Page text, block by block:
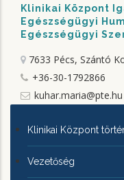
Klinikai Központ
Egészségügyi
Egészségügyi
7633 Pécs, Szántó
+36-30-1792866
kuhar.maria@pte.hu
KLINIKAI
KÖZPONTRÓL
Klinikai Központ
Vezetőség